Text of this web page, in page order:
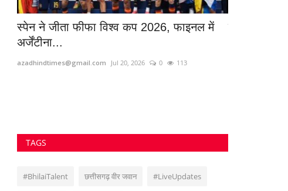
स्पेन ने जीता फीफा विश्व कप 2026, फाइनल में
अर्जेंटीना...
azadhindtimes@gmail.com Jul 20, 2026 0 113
TAGS
#BhilaiTalent छत्तीसगढ़ वीर जवान #LiveUpdates